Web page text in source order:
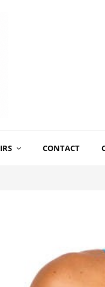
CONTACT